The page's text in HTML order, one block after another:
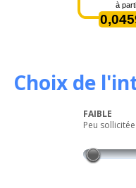
à
Choix de
FAIBLE
Peu sollicitée